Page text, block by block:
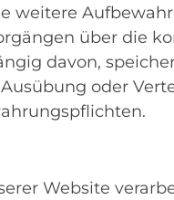
weitere
über die
davon,
oder
Website